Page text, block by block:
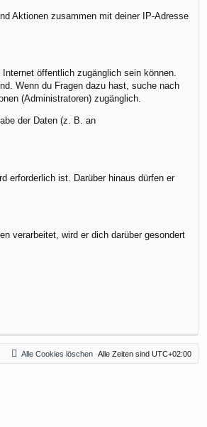
Aktionen zusammen mit deiner IP-Adresse
öffentlich zugänglich sein können.
Wenn du Fragen dazu hast, suche nach
(Administratoren) zugänglich.
der Daten (z. B. an
erforderlich ist. Darüber hinaus dürfen er
verarbeitet, wird er dich darüber gesondert
Alle Zeiten sind UTC+02:00
Alle Cookies löschen